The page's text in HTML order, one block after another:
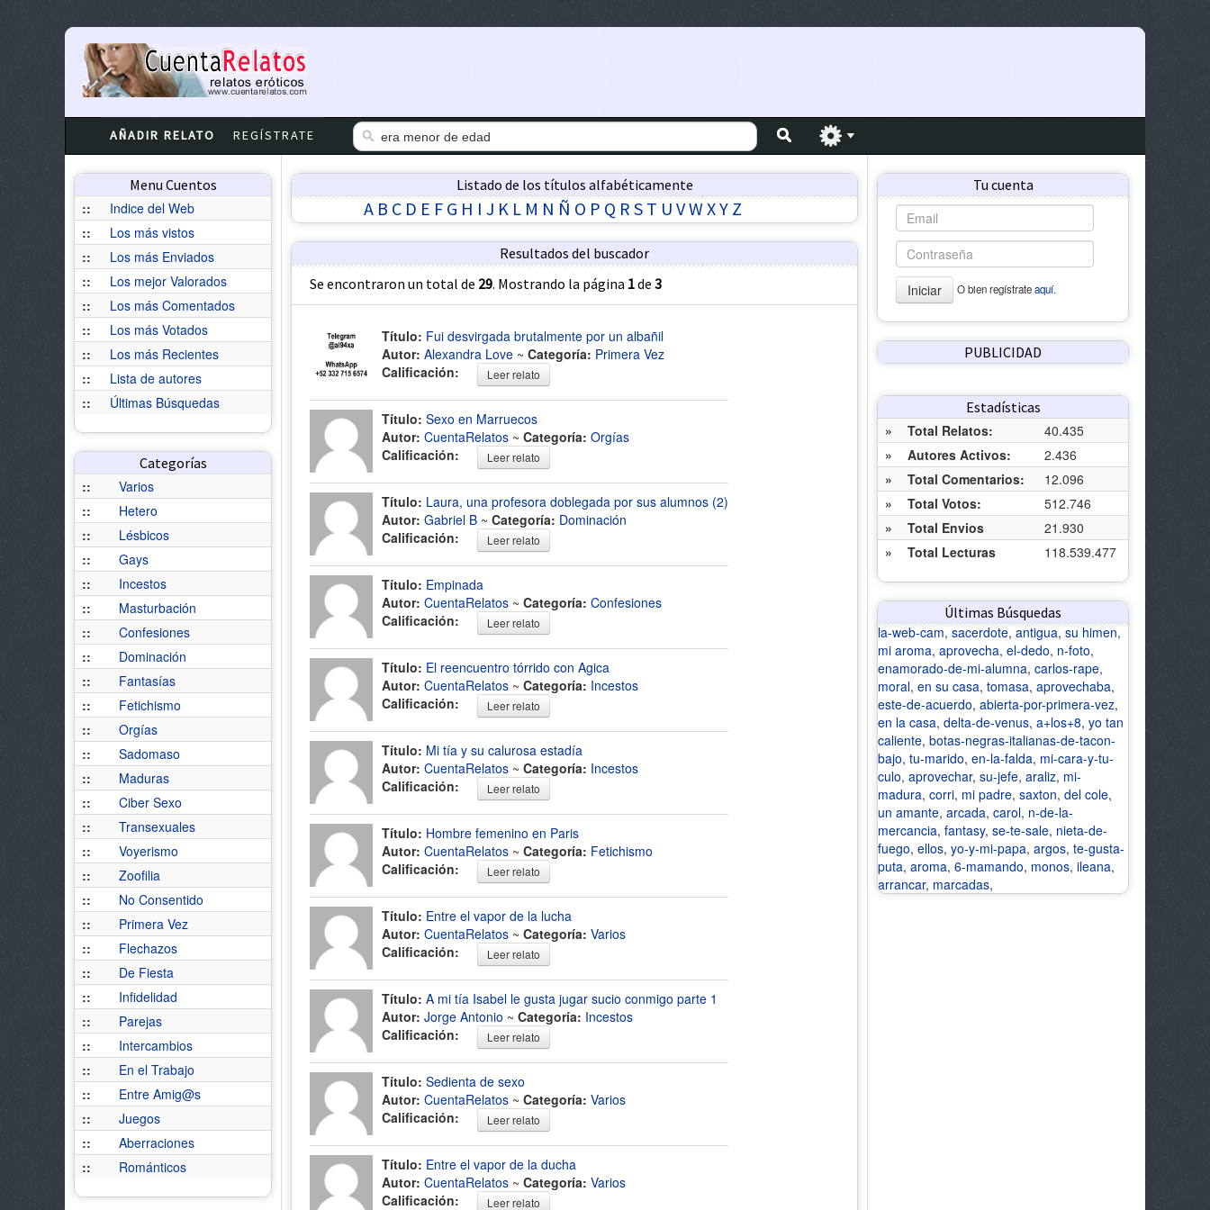
AÑADIR RELATO REGÍSTRATE
Menu Cuentos
::
Indice del Web
::
Los más vistos
::
Los más Enviados
::
Los mejor Valorados
::
Los más Comentados
::
Los más Votados
::
Los más Recientes
::
Lista de autores
::
Últimas Búsquedas
Categorías
::
Varios
::
Hetero
::
Lésbicos
::
Gays
::
Incestos
::
Masturbación
::
Confesiones
::
Dominación
::
Fantasías
::
Fetichismo
::
Orgías
::
Sadomaso
::
Maduras
::
Ciber Sexo
::
Transexuales
::
Voyerismo
::
Zoofilia
::
No Consentido
::
Primera Vez
::
Flechazos
::
De Fiesta
::
Infidelidad
::
Parejas
::
Intercambios
::
En el Trabajo
::
Entre Amig@s
::
Juegos
::
Aberraciones
::
Románticos
Listado de los títulos alfabéticamente
A B C D E F G H I J K L M N Ñ O P Q R S T U VWXY Z
Resultados del buscador
Se encontraron un total de 29. Mostrando la página 1de 3
Título: Fui desvirgada brutalmente por un albañil
Autor: Alexandra Love ~ Categoría: Primera Vez
Calificación:
Leer relato
Título: Sexo en Marruecos
Autor: CuentaRelatos ~ Categoría: Orgías
Calificación:
Leer relato
Título: Laura, una profesora doblegada por sus alumnos (2)
Autor: Gabriel B ~ Categoría: Dominación
Calificación:
Leer relato
Título: Empinada
Autor: CuentaRelatos ~ Categoría: Confesiones
Calificación:
Leer relato
Título: El reencuentro tórrido con Agica
Autor: CuentaRelatos ~ Categoría: Incestos
Calificación:
Leer relato
Título: Mi tía y su calurosa estadía
Autor: CuentaRelatos ~ Categoría: Incestos
Calificación:
Leer relato
Título: Hombre femenino en Paris
Autor: CuentaRelatos ~ Categoría: Fetichismo
Calificación:
Leer relato
Título: Entre el vapor de la lucha
Autor: CuentaRelatos ~ Categoría: Varios
Calificación:
Leer relato
Título: A mi tía Isabel le gusta jugar sucio conmigo parte 1
Autor: Jorge Antonio ~ Categoría: Incestos
Calificación:
Leer relato
Título: Sedienta de sexo
Autor: CuentaRelatos ~ Categoría: Varios
Calificación:
Leer relato
Título: Entre el vapor de la ducha
Autor: CuentaRelatos ~ Categoría: Varios
Calificación:
Leer relato
Tu cuenta
Iniciar O bien regístrateaquí.
PUBLICIDAD
Estadísticas
»
Total Relatos:
40.435
»
Autores Activos:
2.436
»
Total Comentarios:
12.096
»
Total Votos:
512.746
»
Total Envios
21.930
»
Total Lecturas 118.539.477
Últimas Búsquedas
la-web-cam, sacerdote, antigua, su himen,
mi aroma, aprovecha, el-dedo, n-foto,
enamorado-de-mi-alumna, carlos-rape,
moral, en su casa, tomasa, aprovechaba,
este-de-acuerdo, abierta-por-primera-vez,
en la casa, delta-de-venus, a+los+8, yo tan
caliente, botas-negras-italianas-de-tacon-
bajo, tu-marido, en-la-falda, mi-cara-y-tu-
culo, aprovechar, su-jefe, araliz, mi-
madura, corri, mi padre, saxton, del cole,
un amante, arcada, carol, n-de-la-
mercancia, fantasy, se-te-sale, nieta-de-
fuego, ellos, yo-y-mi-papa, argos, te-gusta-
puta, aroma, 6-mamando, monos, ileana,
arrancar, marcadas,